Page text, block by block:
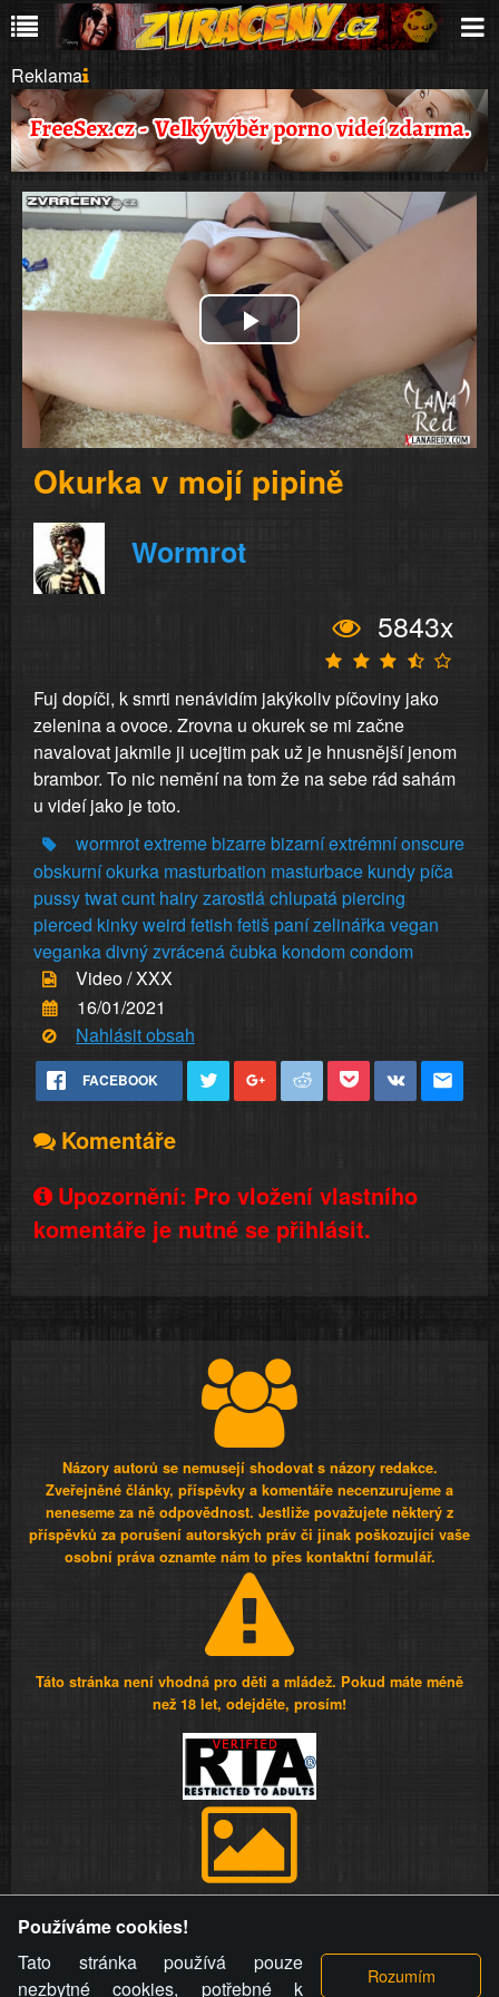
Reklama
Play
Video
Okurka v mojí pipině
Wormrot
5843x
Fuj dopíči, k smrti nenávidím jakýkoliv píčoviny jako
zelenina a ovoce. Zrovna u okurek se mi začne
navalovat jakmile ji ucejtim pak už je hnusnější jenom
brambor. To nic nemění na tom že na sebe rád sahám
u videí jako je toto.
wormrotextremebizarrebizarníextrémníonscure
obskurníokurka masturbation masturbace kundypíča
pussytwatcunt hairyzarostláchlupatápiercing
pierced kinkyweird fetish fetišpanízelinářkavegan
vegankadivnýzvrácenáčubka kondomcondom
Video / XXX
16/01/2021
Nahlásit obsah
FACEBOOK
Komentáře
Upozornění: Pro vložení vlastního
komentáře je nutné se přihlásit.
Názory autorů se nemusejí shodovat s názory redakce.
Zveřejněné články, příspěvky a komentáře necenzurujeme a
neneseme za ně odpovědnost. Jestliže považujete některý z
příspěvků za porušení autorských práv či jinak poškozující vaše
osobní práva oznamte nám to přes kontaktní formulář.
Táto stránka není vhodná pro děti a mládež. Pokud máte méně
než 18 let, odejděte, prosím!
videa a komentáře. Osoba, které se toto opatření provozovatele
stránky týče, ani osoba, která umístila fotografii nebo video na
stránku, nemůže z důvodu odstranění fotografie, videa nebo
Používáme cookies!
Tato stránka používá pouze
nezbytné cookies, potřebné k